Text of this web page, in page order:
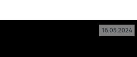
16.05.2024